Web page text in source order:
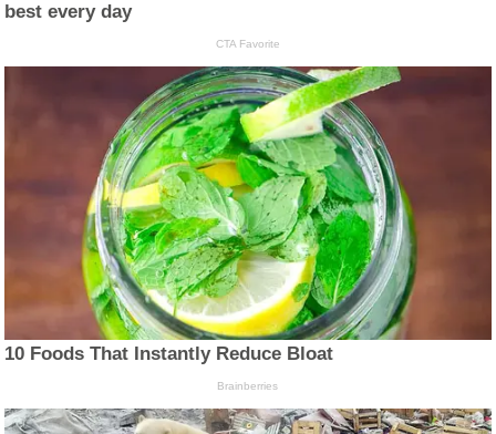
best every day
CTA Favorite
10 Foods That Instantly Reduce Bloat
Brainberries